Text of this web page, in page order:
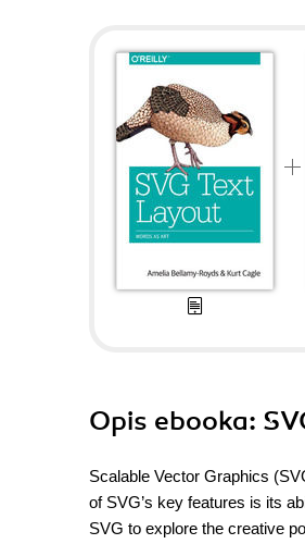
Opis ebooka:
Scalable Vector Graphics
of SVG’s key features is its
SVG to explore the creative